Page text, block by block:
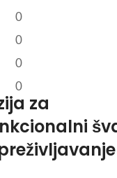
0
0
0
0
za